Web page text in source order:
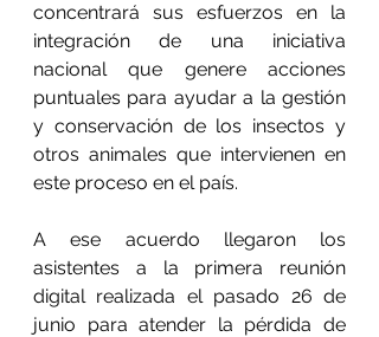
concentrará sus esfuerzos en la
integración de una iniciativa
nacional que genere acciones
puntuales para ayudar a la gestión
y conservación de los insectos y
otros animales que intervienen en
este proceso en el país.
A ese acuerdo llegaron los
asistentes a la primera reunión
digital realizada el pasado 26 de
junio para atender la pérdida de